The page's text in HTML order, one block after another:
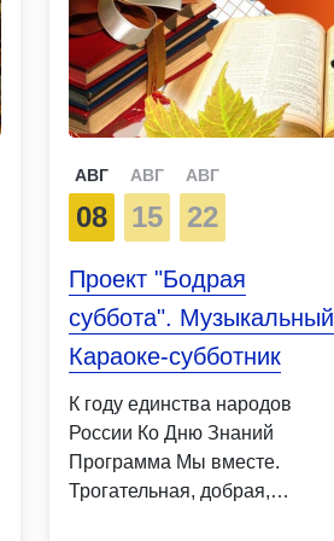
АВГ
08
АВГ
15
АВГ
22
Проект "Бодрая
суббота". Музыкальный
Караоке-субботник
К году единства народов
России Ко Дню Знаний
Программа Мы вместе.
Трогательная, добрая,